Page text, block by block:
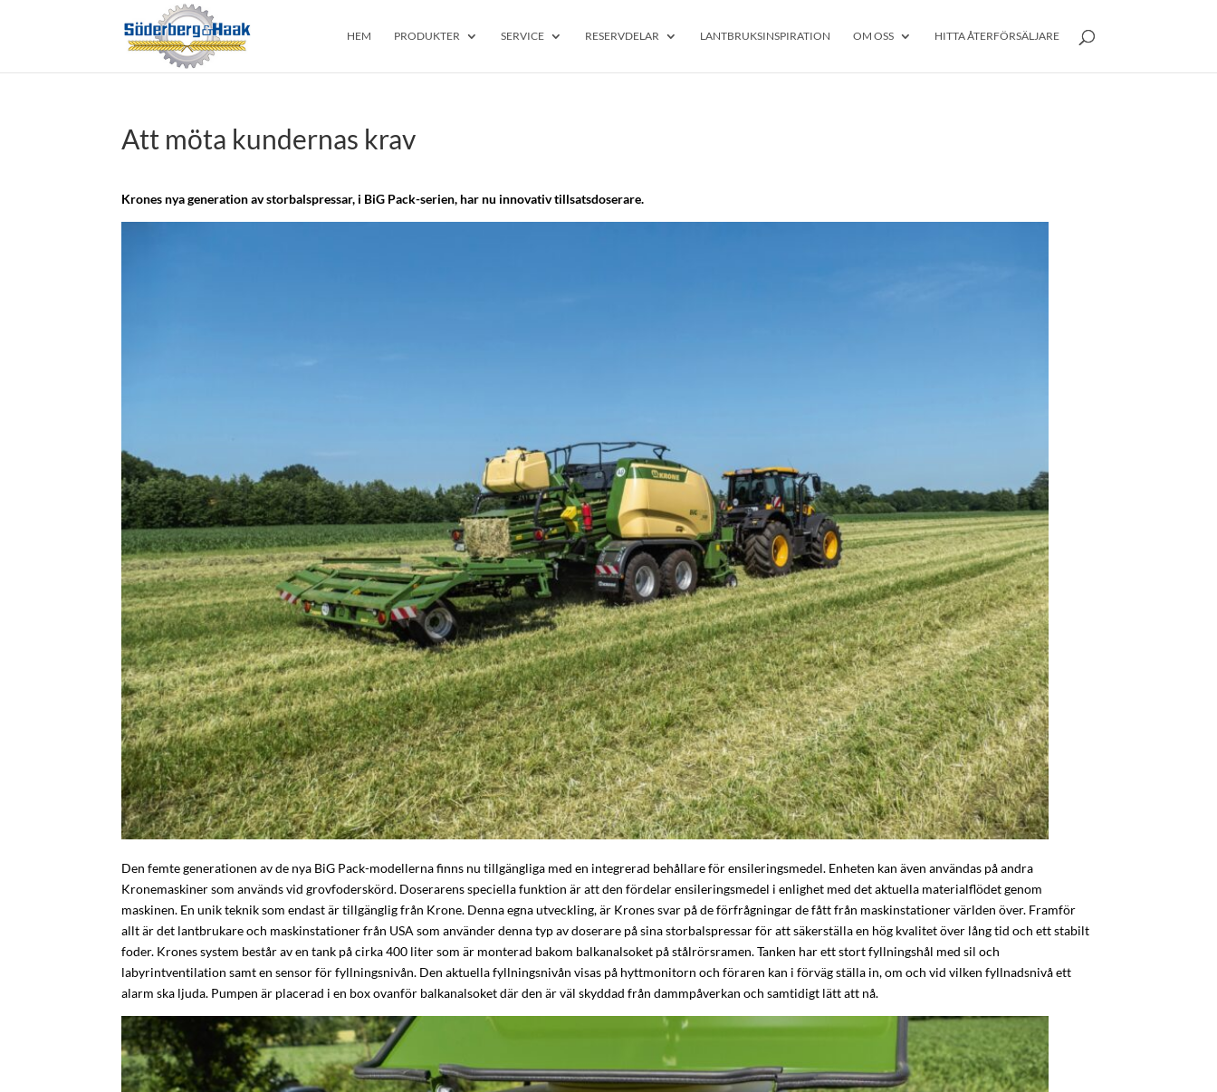
HEM PRODUKTER SERVICE RESERVDELAR LANTBRUKSINSPIRATION OM OSS HITTA ÅTERFÖRSÄLJARE
Att möta kundernas krav
Krones nya generation av storbalspressar, i BiG Pack-serien, har nu innovativ tillsatsdoserare.
Den femte generationen av de nya BiG Pack-modellerna finns nu tillgängliga med en integrerad behållare för ensileringsmedel. Enheten kan även användas på andra
Kronemaskiner som används vid grovfoderskörd. Doserarens speciella funktion är att den fördelar ensileringsmedel i enlighet med det aktuella materialflödet genom
maskinen. En unik teknik som endast är tillgänglig från Krone. Denna egna utveckling, är Krones svar på de förfrågningar de fått från maskinstationer världen över. Framför
allt är det lantbrukare och maskinstationer från USA som använder denna typ av doserare på sina storbalspressar för att säkerställa en hög kvalitet över lång tid och ett stabilt
foder. Krones system består av en tank på cirka 400 liter som är monterad bakom balkanalsoket på stålrörsramen. Tanken har ett stort fyllningshål med sil och
labyrintventilation samt en sensor för fyllningsnivån. Den aktuella fyllningsnivån visas på hyttmonitorn och föraren kan i förväg ställa in, om och vid vilken fyllnadsnivå ett
alarm ska ljuda. Pumpen är placerad i en box ovanför balkanalsoket där den är väl skyddad från dammpåverkan och samtidigt lätt att nå.